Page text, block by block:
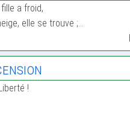
a froid,
elle se trouve ;…
!